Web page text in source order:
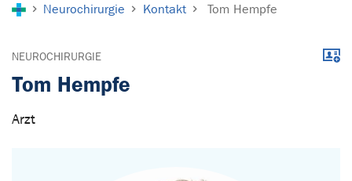
Neurochirurgie Kontakt Tom Hempfe
NEUROCHIRURGIE
Tom Hempfe
Arzt